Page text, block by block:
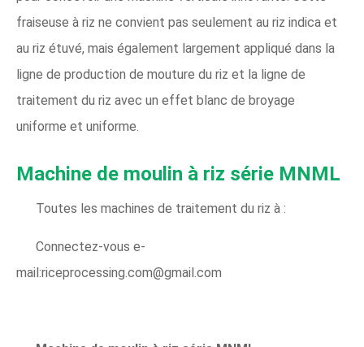
fraiseuse à riz ne convient pas seulement au riz indica et
au riz étuvé, mais également largement appliqué dans la
ligne de production de mouture du riz et la ligne de
traitement du riz avec un effet blanc de broyage
uniforme et uniforme.
Machine de moulin à riz série MNML
Toutes les machines de traitement du riz à :
Connectez-vous e-
mail:riceprocessing.com@gmail.com